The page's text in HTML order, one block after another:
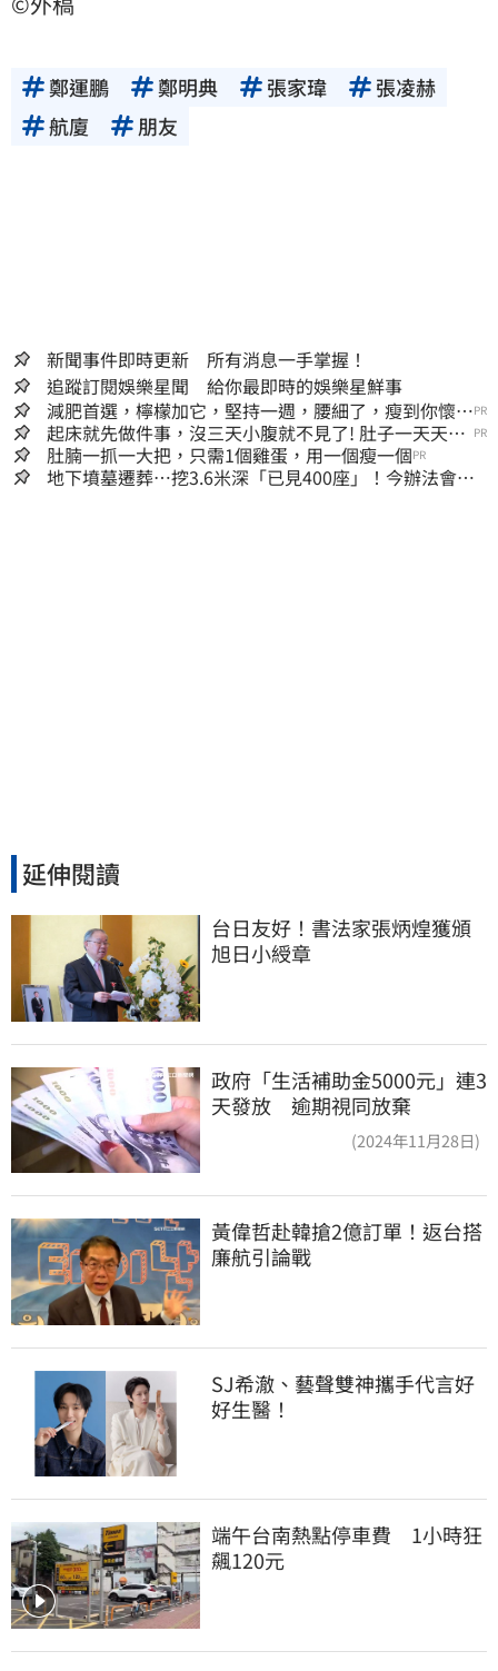
鄭運鵬 鄭明典 張家瑋
張凌赫
航廈
朋友
新聞事件即時更新 所有消息一手掌握！
追蹤訂閱娛樂星聞 給你最即時的娛樂星鮮事
減肥首選，檸檬加它，堅持一週，腰細了，瘦到你懷疑
人生
PR
起床就先做件事，沒三天小腹就不見了! 肚子一天天變
小！
PR
肚腩一抓一大把，只需1個雞蛋，用一個瘦一個PR
地下墳墓遷葬…挖3.6米深「已見400座」！今辦法會安
延伸閱讀
台日友好！書法家張炳煌獲頒
旭日小綬章
政府「生活補助金5000元」連3
天發放 逾期視同放棄
(2024年11月28日)
黃偉哲赴韓搶2億訂單！返台搭
廉航引論戰
SJ希澈、藝聲雙神攜手代言好
好生醫！
端午台南熱點停車費　1小時狂
飆120元